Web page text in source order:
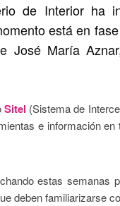
de Interior ha
está en
José María
Sitel (Sistema de
e información
estas
deben familiarizarse